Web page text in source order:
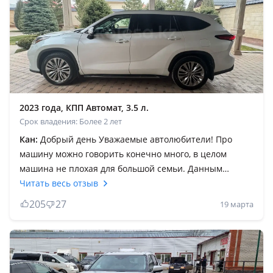
2023 года, КПП Автомат, 3.5 л.
Срок владения: Более 2 лет
Кан: Добрый день Уважаемые автолюбители! Про
машину можно говорить конечно много, в целом
машина не плохая для большой семьи. Данным
автомобилем владел 2 года. Проблем ни каких не
приносила, но не понравилась машина по
бездорожью. Машина становится очень жесткой вся
ходовка начинает пробивать, трассу держит уверенно,
для города самое подходящее авто. Амортизаторы по
неровностям как будто не справляются и не успевают
Читать весь отзыв
205 27 19 марта